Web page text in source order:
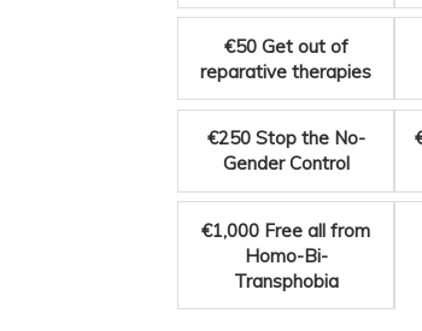
€50 Get out of
reparative therapies
€250 Stop the No-
Gender Control
€1,000 Free all from
Homo-Bi-
Transphobia